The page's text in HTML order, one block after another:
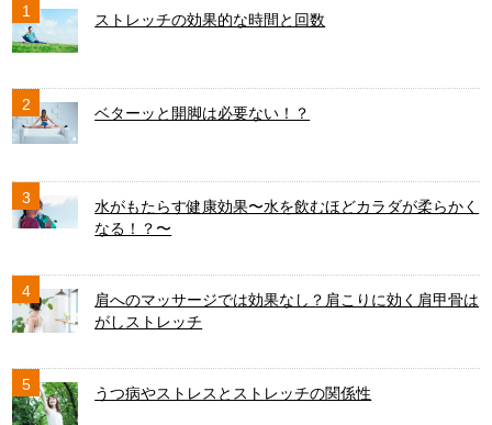
1 ストレッチの効果的な時間と回数
2 ベターッと開脚は必要ない！？
3
水がもたらす健康効果〜水を飲むほどカラダが柔らかく
なる！？〜
4
肩へのマッサージでは効果なし？肩こりに効く肩甲骨は
がしストレッチ
5 うつ病やストレスとストレッチの関係性